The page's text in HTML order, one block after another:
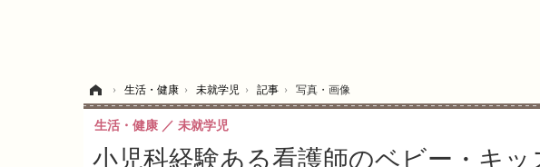
› 生活・健康 › 未就学児 › 記事 › 写真・画像
小児科経験ある看護師のベビー・キ
生活・健康 未就学児